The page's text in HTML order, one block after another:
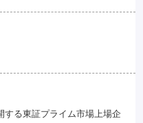
する東証プライム市場上場企